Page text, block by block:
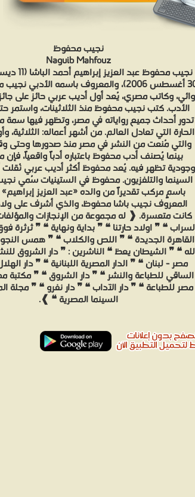
نجيب محفوظ
Naguib Mahfouz
30 أغسطس 2006)، والمعروف باسمه الأدبي
وكاتب مصري، يُعد أول أديب عربي حائز على
تدور أحداث جميع رواياته في مصر، وتظهر فيها سمة
الحارة التي تعادل العالم. من أشهر أعماله: الثلاثية،
والتي مُنعت من النشر في مصر منذ صدورها وحتى
بينما يُصنف أدب محفوظ باعتباره أدباً واقعياً، فإن
وجودية تظهر فيه. يُعد محفوظ أكثر أديب عربي نُقلت
السينما والتلفزيون. محفوظ في الستينيات سُمي
باسمٍ مركب تقديراً من والده «عبد العزيز
المعروف نجيب باشا محفوظ، والذي أشرف على
كانت متعسرة. ❰ له مجموعة من الإنجازات
❝ ❞ اولاد حارتنا ❝ ❞ بداية ونهاية ❝ ❞ ثرثرة
القاهرة الجديدة ❝ ❞ اللص والكلاب ❝ ❞ همس
❝ ❞ الشيطان يعظ ❝ الناشرين : ❞ دار الشروق
مصر - لبنان ❝ ❞ الدار المصرية اللبنانية ❝ ❞ دار
الساقي للطباعة والنشر ❝ ❞ دار الشروق ❝ ❞ مكتبة
مصر للطباعة ❝ ❞ دار الآداب ❝ ❞ دار نفرو ❝ ❞ مجلة
السينما المصرية ❝ ❱.